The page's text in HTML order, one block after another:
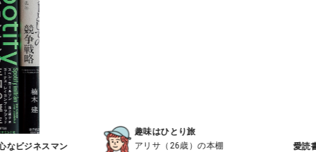
ビジネスマン
趣味はひとり旅
アリサ（26歳）の本棚
愛読書